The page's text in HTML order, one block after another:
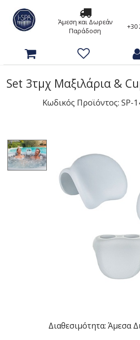
Άμεση και Δωρεάν
Παράδοση
+30
Set 3τμχ Μαξιλάρια &
Κωδικός Προϊόντος: SP-
Διαθεσιμότητα: Άμεσα